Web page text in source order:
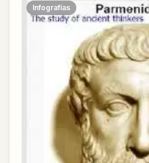
Infografías